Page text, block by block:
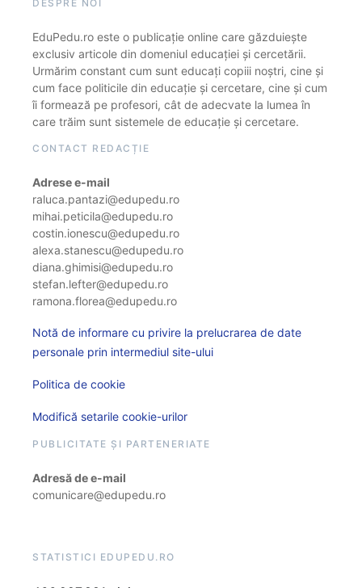
DESPRE NOI
EduPedu.ro este o publicație online care găzduiește
exclusiv articole din domeniul educației și cercetării.
Urmărim constant cum sunt educați copiii noștri, cine și
cum face politicile din educație și cercetare, cine și cum
îi formează pe profesori, cât de adecvate la lumea în
care trăim sunt sistemele de educație și cercetare.
CONTACT REDACȚIE
Adrese e-mail
raluca.pantazi@edupedu.ro
mihai.peticila@edupedu.ro
costin.ionescu@edupedu.ro
alexa.stanescu@edupedu.ro
diana.ghimisi@edupedu.ro
stefan.lefter@edupedu.ro
ramona.florea@edupedu.ro
Notă de informare cu privire la prelucrarea de date
personale prin intermediul site-ului
Politica de cookie
Modifică setarile cookie-urilor
PUBLICITATE ȘI PARTENERIATE
Adresă de e-mail
comunicare@edupedu.ro
STATISTICI EDUPEDU.RO